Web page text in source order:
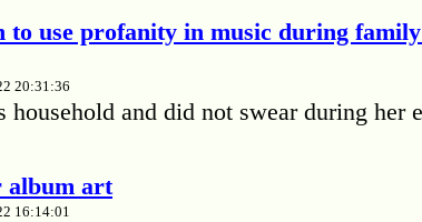
to use profanity in music during
20:31:36
and did not swear during her
album art
16:14:01